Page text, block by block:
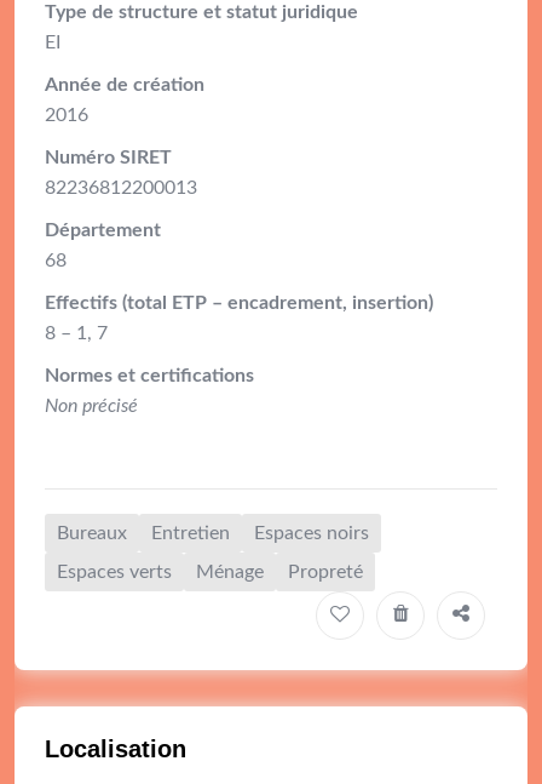
Type de structure et statut juridique
EI
Année de création
2016
Numéro SIRET
82236812200013
Département
68
Effectifs (total ETP – encadrement, insertion)
8 – 1, 7
Normes et certifications
Non précisé
Bureaux Entretien
Espaces noirs
Espaces verts
Ménage Propreté
Localisation